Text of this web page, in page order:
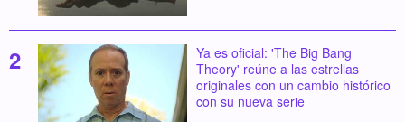
Ya es oficial: 'The Big Bang
Theory' reúne a las estrellas
originales con un cambio histórico
con su nueva serie